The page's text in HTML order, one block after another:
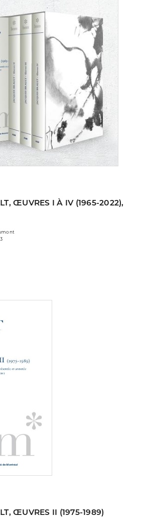
ŒUVRES I À IV (1965-2022),
ŒUVRES II (1975-1989)